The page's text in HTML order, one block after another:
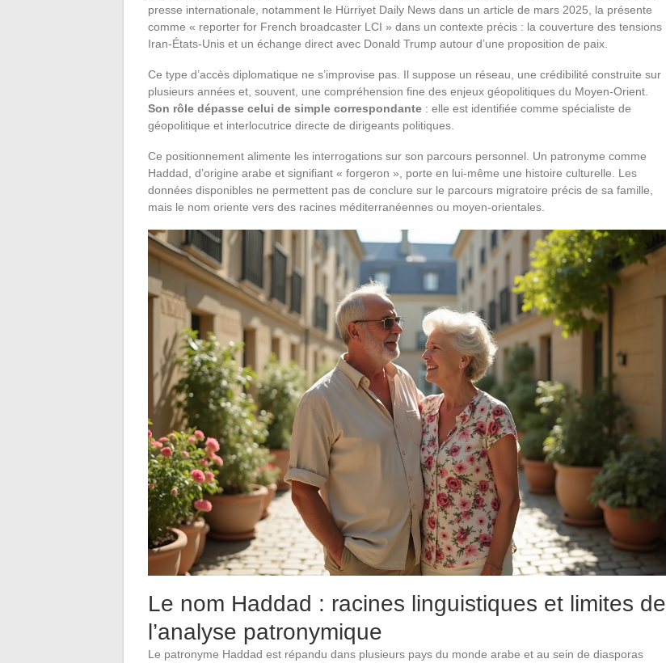
presse internationale, notamment le Hürriyet Daily News dans un article de mars 2025, la présente
comme « reporter for French broadcaster LCI » dans un contexte précis : la couverture des tensions
Iran-États-Unis et un échange direct avec Donald Trump autour d’une proposition de paix.
Ce type d’accès diplomatique ne s’improvise pas. Il suppose un réseau, une crédibilité construite sur
plusieurs années et, souvent, une compréhension fine des enjeux géopolitiques du Moyen-Orient.
Son rôle dépasse celui de simple correspondante : elle est identifiée comme spécialiste de
géopolitique et interlocutrice directe de dirigeants politiques.
Ce positionnement alimente les interrogations sur son parcours personnel. Un patronyme comme
Haddad, d’origine arabe et signifiant « forgeron », porte en lui-même une histoire culturelle. Les
données disponibles ne permettent pas de conclure sur le parcours migratoire précis de sa famille,
mais le nom oriente vers des racines méditerranéennes ou moyen-orientales.
Le nom Haddad : racines linguistiques et limites de
l’analyse patronymique
Le patronyme Haddad est répandu dans plusieurs pays du monde arabe et au sein de diasporas